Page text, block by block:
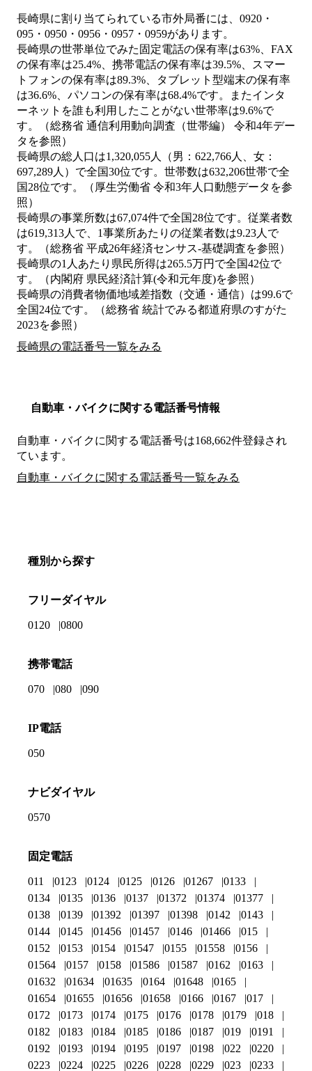
長崎県に割り当てられている市外局番には、0920・
095・0950・0956・0957・0959があります。
長崎県の世帯単位でみた固定電話の保有率は63%、FAX
の保有率は25.4%、携帯電話の保有率は39.5%、スマー
トフォンの保有率は89.3%、タブレット型端末の保有率
は36.6%、パソコンの保有率は68.4%です。またインタ
ーネットを誰も利用したことがない世帯率は9.6%で
す。（総務省 通信利用動向調査（世帯編） 令和4年デー
タを参照）
長崎県の総人口は1,320,055人（男：622,766人、女：
697,289人）で全国30位です。世帯数は632,206世帯で全
国28位です。（厚生労働省 令和3年人口動態データを参
照）
長崎県の事業所数は67,074件で全国28位です。従業者数
は619,313人で、1事業所あたりの従業者数は9.23人で
す。（総務省 平成26年経済センサス‐基礎調査を参照）
長崎県の1人あたり県民所得は265.5万円で全国42位で
す。（内閣府 県民経済計算(令和元年度)を参照）
長崎県の消費者物価地域差指数（交通・通信）は99.6で
全国24位です。（総務省 統計でみる都道府県のすがた
2023を参照）
長崎県の電話番号一覧をみる
自動車・バイクに関する電話番号情報
自動車・バイクに関する電話番号は168,662件登録され
ています。
自動車・バイクに関する電話番号一覧をみる
種別から探す
フリーダイヤル
0120 0800
携帯電話
070 080 090
IP電話
050
ナビダイヤル
0570
固定電話
011 0123 0124 0125 0126 01267
0133
0134
0135 0136 0137 01372 01374
01377
0138
0139 01392 01397 01398 0142
0143
0144
0145 01456 01457 0146 01466
015
0152
0153 0154 01547 0155 01558
0156
01564
0157 0158 01586 01587 0162
0163
01632
01634 01635 0164 01648
0165
01654
01655 01656 01658 0166 0167
017
0172
0173 0174 0175 0176 0178 0179
018
0182
0183 0184 0185 0186 0187 019
0191
0192
0193 0194 0195 0197 0198 022
0220
0223
0224 0225 0226 0228 0229 023 0233